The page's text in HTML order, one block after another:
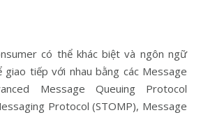
có thể khác biệt và ngôn ngữ
tiếp với nhau bằng các Message
Message Queuing Protocol
Protocol (STOMP), Message